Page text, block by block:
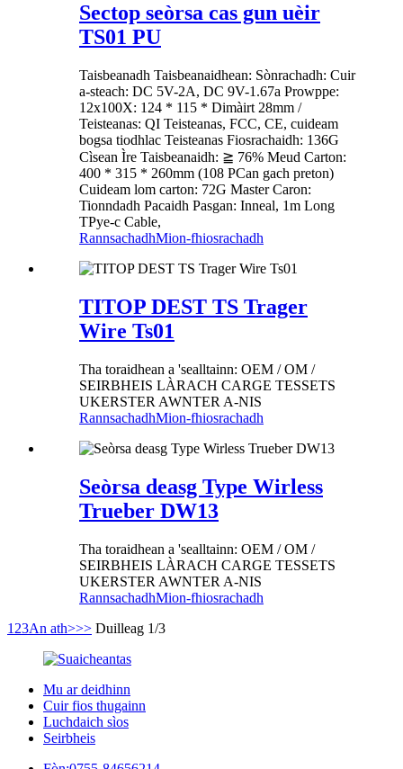
Sectop seòrsa cas gun uèir
TS01 PU
Taisbeanadh Taisbeanaidhean: Sònrachadh: Cuir
a-steach: DC 5V-2A, DC 9V-1.67a Prowppe:
12x100X: 124 * 115 * Dimàirt 28mm /
Teisteanas: QI Teisteanas, FCC, CE, cuideam
bogsa tiodhlac Teisteanas Fiosrachaidh: 136G
Cìsean Ìre Taisbeanaidh: ≧ 76% Meud Carton:
400 * 315 * 260mm (108 PCan gach preton)
Cuideam lom carton: 72G Master Caron:
Tionndadh Pacaidh Pasgan: Inneal, 1m Long
TPye-c Cable,
RannsachadhMion-fhiosrachadh
TITOP DEST TS Trager
Wire Ts01
Tha toraidhean a 'sealltainn: OEM / OM /
SEIRBHEIS LÀRACH CARGE TESSETS
UKERSTER AWNTER A-NIS
RannsachadhMion-fhiosrachadh
Seòrsa deasg Type Wirless
Trueber DW13
Tha toraidhean a 'sealltainn: OEM / OM /
SEIRBHEIS LÀRACH CARGE TESSETS
UKERSTER AWNTER A-NIS
RannsachadhMion-fhiosrachadh
1 23An ath>>> Duilleag 1/3
Mu ar deidhinn
Cuir fios thugainn
Luchdaich sìos
Seirbheis